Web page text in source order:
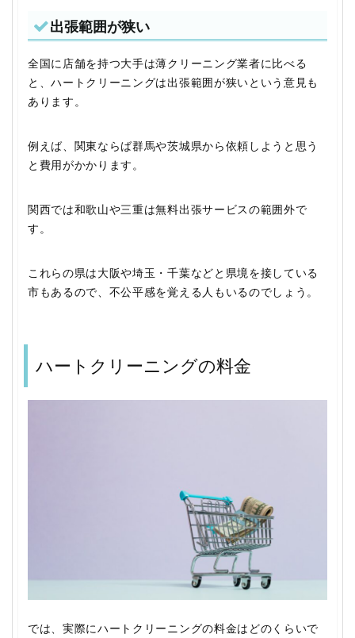
出張範囲が狭い
全国に店舗を持つ大手は薄クリーニング業者に比べる
と、ハートクリーニングは出張範囲が狭いという意見も
あります。
例えば、関東ならば群馬や茨城県から依頼しようと思う
と費用がかかります。
関西では和歌山や三重は無料出張サービスの範囲外で
す。
これらの県は大阪や埼玉・千葉などと県境を接している
市もあるので、不公平感を覚える人もいるのでしょう。
ハートクリーニングの料金
では、実際にハートクリーニングの料金はどのくらいで